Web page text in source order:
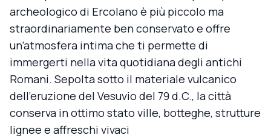
archeologico di Ercolano è più piccolo ma
straordinariamente ben conservato e offre
un’atmosfera intima che ti permette di
immergerti nella vita quotidiana degli antichi
Romani. Sepolta sotto il materiale vulcanico
dell’eruzione del Vesuvio del 79 d.C., la città
conserva in ottimo stato ville, botteghe, strutture
lignee e affreschi vivaci